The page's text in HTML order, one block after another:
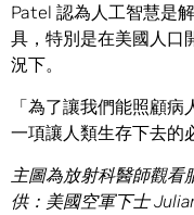
Patel 認為人工智慧是
具，特別是在美國人口
況下。
「為了讓我們能照顧
一項讓人類生存下去的
主圖為放射科醫師觀看
供：美國空軍下士